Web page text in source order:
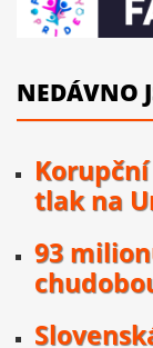
NEDÁVNO
tlak na
93